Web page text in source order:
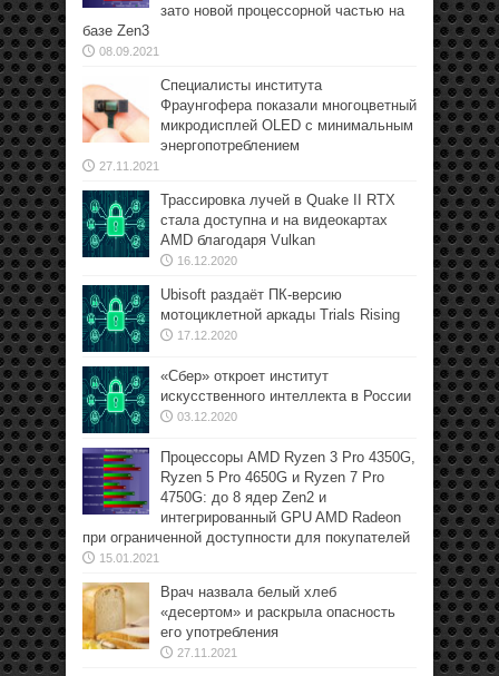
зато новой процессорной частью на
базе Zen3
08.09.2021
Специалисты института
Фраунгофера показали многоцветный
микродисплей OLED с минимальным
энергопотреблением
27.11.2021
Трассировка лучей в Quake II RTX
стала доступна и на видеокартах
AMD благодаря Vulkan
16.12.2020
Ubisoft раздаёт ПК-версию
мотоциклетной аркады Trials Rising
17.12.2020
«Сбер» откроет институт
искусственного интеллекта в России
03.12.2020
Процессоры AMD Ryzen 3 Pro 4350G,
Ryzen 5 Pro 4650G и Ryzen 7 Pro
4750G: до 8 ядер Zen2 и
интегрированный GPU AMD Radeon
при ограниченной доступности для покупателей
15.01.2021
Врач назвала белый хлеб
«десертом» и раскрыла опасность
его употребления
27.11.2021